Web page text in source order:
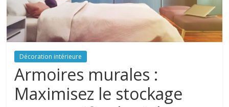
Décoration intérieure
Armoires murales :
Maximisez le stockage